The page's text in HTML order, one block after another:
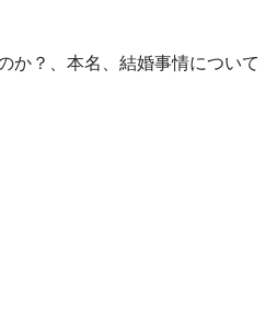
か？、本名、結婚事情について